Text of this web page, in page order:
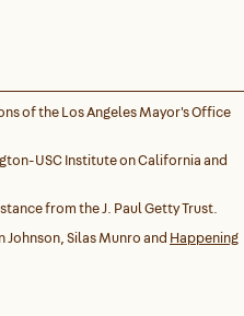
of the Los Angeles Mayor's Office
USC Institute on California and
from the J. Paul Getty Trust.
Johnson, Silas Munro and Happening